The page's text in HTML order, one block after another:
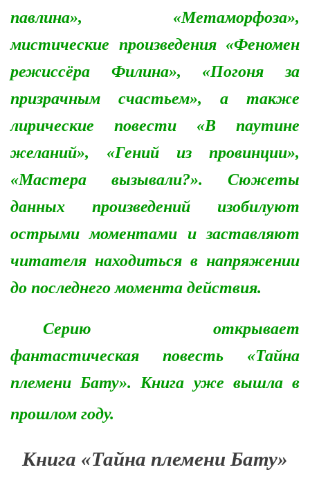
павлина», «Метаморфоза»,
мистические произведения «Феномен
режиссёра Филина», «Погоня за
призрачным счастьем», а также
лирические повести «В паутине
желаний», «Гений из провинции»,
«Мастера вызывали?». Сюжеты
данных произведений изобилуют
острыми моментами и заставляют
читателя находиться в напряжении
до последнего момента действия.
Серию открывает
фантастическая повесть «Тайна
племени Бату». Книга уже вышла в
прошлом году.
Книга «Тайна племени Бату»